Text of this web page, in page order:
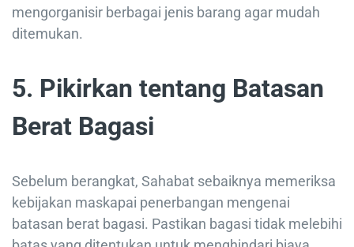
mengorganisir berbagai jenis barang agar mudah
ditemukan.
5. Pikirkan tentang Batasan
Berat Bagasi
Sebelum berangkat, Sahabat sebaiknya memeriksa
kebijakan maskapai penerbangan mengenai
batasan berat bagasi. Pastikan bagasi tidak melebihi